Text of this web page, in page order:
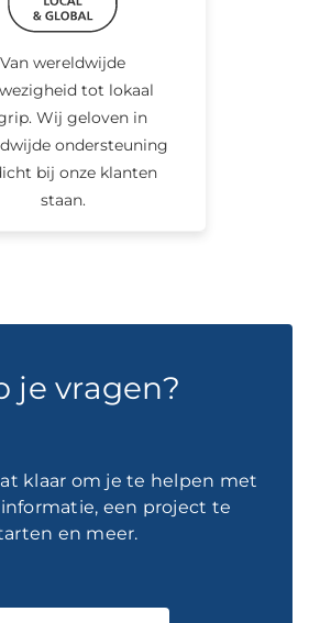
Van wereldwijde
tot lokaal
Wij geloven in
ondersteuning
bij onze klanten
staan.
je vragen?
klaar om je te helpen met
een project te
en meer.